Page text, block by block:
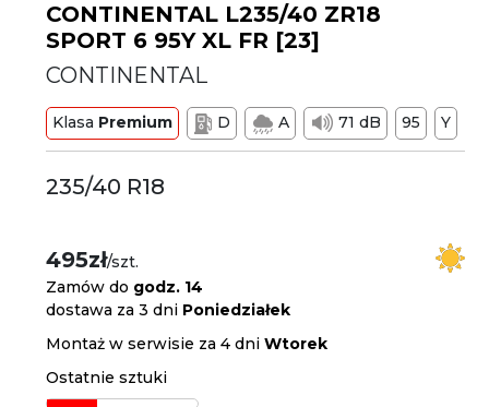
CONTINENTAL L235/40 ZR18
SPORT 6 95Y XL FR [23]
CONTINENTAL
Klasa Premium D A 71 dB 95 Y
235/40 R18
495zł/szt.
Zamów do godz. 14
dostawa za 3 dni Poniedziałek
Montaż w serwisie za 4 dniWtorek
Ostatnie sztuki